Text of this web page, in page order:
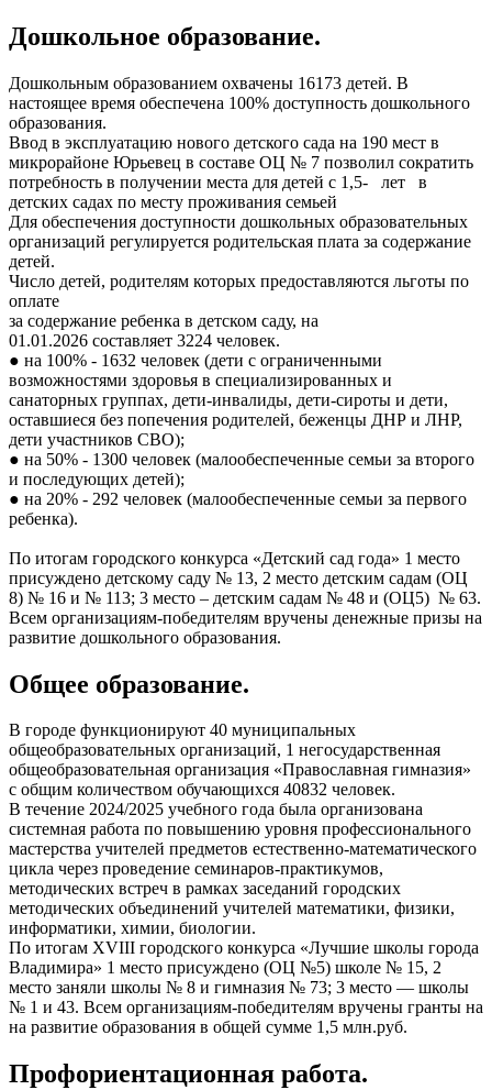
Дошкольное образование.
Дошкольным образованием охвачены 16173 детей. В
настоящее время обеспечена 100% доступность дошкольного
образования.
Ввод в эксплуатацию нового детского сада на 190 мест в
микрорайоне Юрьевец в составе ОЦ № 7 позволил сократить
потребность в получении места для детей с 1,5- лет в
детских садах по месту проживания семьей
Для обеспечения доступности дошкольных образовательных
организаций регулируется родительская плата за содержание
детей.
Число детей, родителям которых предоставляются льготы по
оплате
за содержание ребенка в детском саду, на
01.01.2026 составляет 3224 человек.
● на 100% - 1632 человек (дети с ограниченными
возможностями здоровья в специализированных и
санаторных группах, дети-инвалиды, дети-сироты и дети,
оставшиеся без попечения родителей, беженцы ДНР и ЛНР,
дети участников СВО);
● на 50% - 1300 человек (малообеспеченные семьи за второго
и последующих детей);
● на 20% - 292 человек (малообеспеченные семьи за первого
ребенка).
По итогам городского конкурса «Детский сад года» 1 место
присуждено детскому саду № 13, 2 место детским садам (ОЦ
8) № 16 и № 113; 3 место – детским садам № 48 и (ОЦ5) № 63.
Всем организациям-победителям вручены денежные призы на
развитие дошкольного образования.
Общее образование.
В городе функционируют 40 муниципальных
общеобразовательных организаций, 1 негосударственная
общеобразовательная организация «Православная гимназия»
с общим количеством обучающихся 40832 человек.
В течение 2024/2025 учебного года была организована
системная работа по повышению уровня профессионального
мастерства учителей предметов естественно-математического
цикла через проведение семинаров-практикумов,
методических встреч в рамках заседаний городских
методических объединений учителей математики, физики,
информатики, химии, биологии.
По итогам XVIII городского конкурса «Лучшие школы города
Владимира» 1 место присуждено (ОЦ №5) школе № 15, 2
место заняли школы № 8 и гимназия № 73; 3 место — школы
№ 1 и 43. Всем организациям-победителям вручены гранты на
на развитие образования в общей сумме 1,5 млн.руб.
Профориентационная работа.